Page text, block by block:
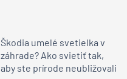
Škodia umelé svetielka v
záhrade? Ako svietiť tak,
aby ste prírode neubližovali